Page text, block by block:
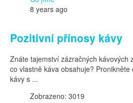
8 years ago
Pozitivní přínosy kávy
Znáte tajemství zázračných kávových
co vlastně káva obsahuje?
kávy s ...
Zobrazeno: 3019